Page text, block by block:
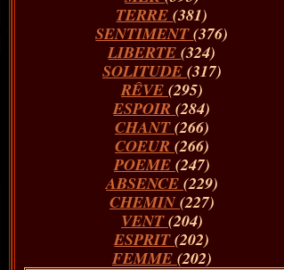
TERRE(381)
SENTIMENT(376)
LIBERTE(324)
SOLITUDE (317)
RÊVE (295)
ESPOIR(284)
CHANT(266)
COEUR (266)
POEME (247)
ABSENCE (229)
CHEMIN(227)
VENT(204)
ESPRIT(202)
FEMME (202)